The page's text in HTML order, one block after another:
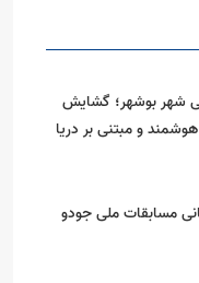
شهر بوشهر؛ گشایش
و مبتنی بر دریا
مسابقات ملی جودو